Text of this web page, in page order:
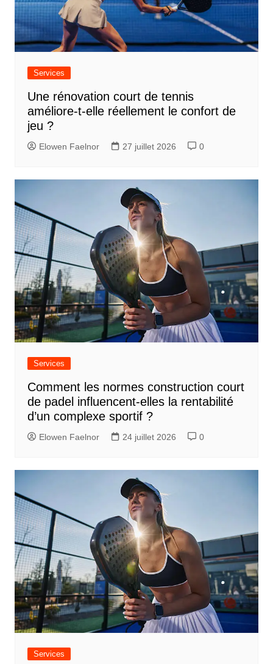
Services
Une rénovation court de tennis
améliore-t-elle réellement le confort de
jeu ?
Elowen Faelnor 27 juillet 2026 0
Services
Comment les normes construction court
de padel influencent-elles la rentabilité
d’un complexe sportif ?
Elowen Faelnor 24 juillet 2026 0
Services